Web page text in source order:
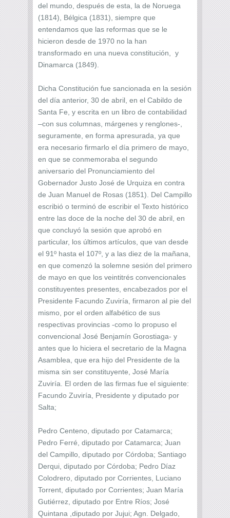
del mundo, después de esta, la de Noruega
(1814), Bélgica (1831), siempre que
entendamos que las reformas que se le
hicieron desde de 1970 no la han
transformado en una nueva constitución, y
Dinamarca (1849).
Dicha Constitución fue sancionada en la sesión
del día anterior, 30 de abril, en el Cabildo de
Santa Fe, y escrita en un libro de contabilidad
–con sus columnas, márgenes y renglones-,
seguramente, en forma apresurada, ya que
era necesario firmarlo el día primero de mayo,
en que se conmemoraba el segundo
aniversario del Pronunciamiento del
Gobernador Justo José de Urquiza en contra
de Juan Manuel de Rosas (1851). Del Campillo
escribió o terminó de escribir el Texto histórico
entre las doce de la noche del 30 de abril, en
que concluyó la sesión que aprobó en
particular, los últimos artículos, que van desde
el 91º hasta el 107º, y a las diez de la mañana,
en que comenzó la solemne sesión del primero
de mayo en que los veintitrés convencionales
constituyentes presentes, encabezados por el
Presidente Facundo Zuviría, firmaron al pie del
mismo, por el orden alfabético de sus
respectivas provincias -como lo propuso el
convencional José Benjamín Gorostiaga- y
antes que lo hiciera el secretario de la Magna
Asamblea, que era hijo del Presidente de la
misma sin ser constituyente, José María
Zuviría. El orden de las firmas fue el siguiente:
Facundo Zuviría, Presidente y diputado por
Salta;
Pedro Centeno, diputado por Catamarca;
Pedro Ferré, diputado por Catamarca; Juan
del Campillo, diputado por Córdoba; Santiago
Derqui, diputado por Córdoba; Pedro Díaz
Colodrero, diputado por Corrientes, Luciano
Torrent, diputado por Corrientes; Juan María
Gutiérrez, diputado por Entre Ríos; José
Quintana ,diputado por Jujui; Agn. Delgado,